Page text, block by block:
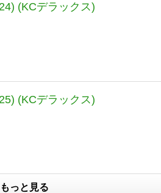
(KCデラックス)
(KCデラックス)
もっと見る